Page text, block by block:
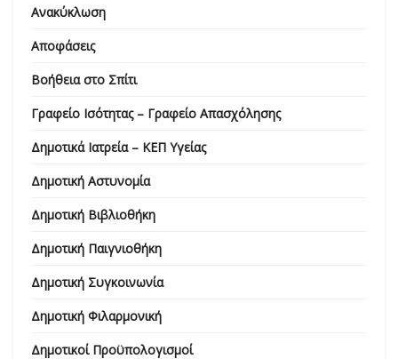
Ανακύκλωση
Αποφάσεις
Βοήθεια στο Σπίτι
Γραφείο Ισότητας – Γραφείο Απασχόλησης
Δημοτικά Ιατρεία – ΚΕΠ Υγείας
Δημοτική Αστυνομία
Δημοτική Βιβλιοθήκη
Δημοτική Παιγνιοθήκη
Δημοτική Συγκοινωνία
Δημοτική Φιλαρμονική
Δημοτικοί Προϋπολογισμοί